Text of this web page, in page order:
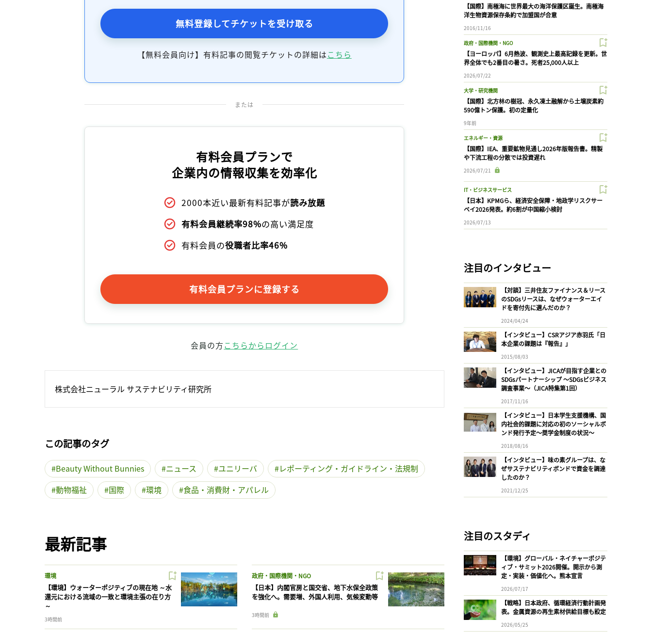
無料登録してチケットを受け取る
【無料会員向け】有料記事の閲覧チケットの詳細はこちら
または
有料会員プランで
企業内の情報収集を効率化
2000本近い最新有料記事が読み放題
有料会員継続率98%の高い満足度
有料会員の役職者比率46%
有料会員プランに登録する
会員の方こちらからログイン
株式会社ニューラル サステナビリティ研究所
この記事のタグ
Beauty Without Bunnies ニュース ユニリーバ
レポーティング・ガイドライン・法規制
動物福祉
国際 環境 食品・消費財・アパレル
最新記事
環境
【環境】ウォーターポジティブの現在地 ～水
還元における流域の一致と環境主張の在り方
～
3時間前
政府・国際機関・NGO
【日本】内閣官房と国交省、地下水保全政策
を強化へ。需要増、外国人利用、気候変動等
3時間前
【国際】南極海に世界最大の海洋保護区誕生。南極海
洋生物資源保存条約で加盟国が合意
2016/11/16
政府・国際機関・NGO
【ヨーロッパ】6月熱波、観測史上最高記録を更新。世
界全体でも2番目の暑さ。死者25,000人以上
2026/07/22
大学・研究機関
【国際】北方林の樹冠、永久凍土融解から土壌炭素約
590億トン保護。初の定量化
9年前
エネルギー・資源
【国際】IEA、重要鉱物見通し2026年版報告書。精製
や下流工程の分散では投資遅れ
2026/07/21
IT・ビジネスサービス
【日本】KPMGら、経済安全保障・地政学リスクサー
ベイ2026発表。約6割が中国縮小検討
2026/07/13
注目のインタビュー
【対談】三井住友ファイナンス＆リース
のSDGsリースは、なぜウォーターエイ
ドを寄付先に選んだのか？
2024/04/24
【インタビュー】CSRアジア赤羽氏「日
本企業の課題は『報告』」
2015/08/03
【インタビュー】JICAが目指す企業との
SDGsパートナーシップ 〜SDGsビジネス
調査事業〜（JICA特集第1回）
2017/11/16
【インタビュー】日本学生支援機構、国
内社会的課題に対応の初のソーシャルボ
ンド発行予定〜奨学金制度の状況〜
2018/08/16
【インタビュー】味の素グループは、な
ぜサステナビリティボンドで資金を調達
したのか？
2021/12/25
注目のスタディ
【環境】グローバル・ネイチャーポジテ
ィブ・サミット2026開催。開示から測
定・実装・価値化へ。熊本宣言
2026/07/17
【戦略】日本政府、循環経済行動計画発
表。金属資源の再生素材供給目標も設定
2026/05/25
記事をお気に入りに保存するには
ログイン 会員登録